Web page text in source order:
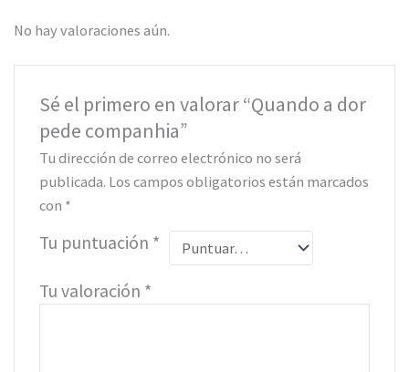
No hay valoraciones aún.
Sé el primero en valorar “Quando a dor
pede companhia”
Tu dirección de correo electrónico no será
publicada. Los campos obligatorios están marcados
con *
Tu puntuación *
Tu valoración *